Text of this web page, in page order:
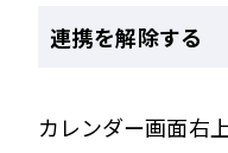
連携を解除する
カレンダー画面右